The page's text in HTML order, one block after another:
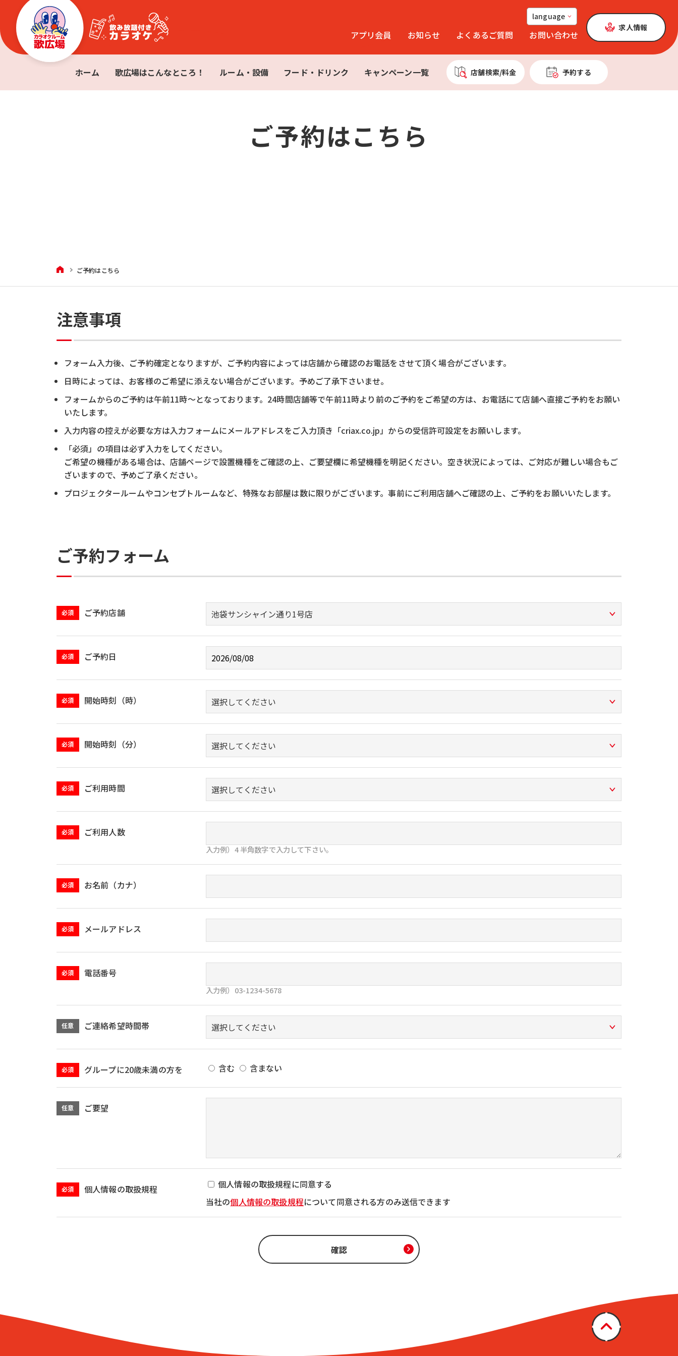
language
アプリ会員 お知らせ よくあるご質問 お問い合わせ
求人情報
ホーム 歌広場はこんなところ！ ルーム・設備 フード・ドリンク キャンペーン一覧 店舗検索/料金 予約する
ご予約はこちら
HOMEご予約はこちら
注意事項
フォーム入力後、ご予約確定となりますが、ご予約内容によっては店舗から確認のお電話をさせて頂く場合がございます。
日時によっては、お客様のご希望に添えない場合がございます。予めご了承下さいませ。
フォームからのご予約は午前11時～となっております。24時間店舗等で午前11時より前のご予約をご希望の方は、お電話にて店舗へ直接ご予約をお願い
いたします。
入力内容の控えが必要な方は入力フォームにメールアドレスをご入力頂き「criax.co.jp」からの受信許可設定をお願いします。
「必須」の項目は必ず入力をしてください。
ご希望の機種がある場合は、店舗ページで設置機種をご確認の上、ご要望欄に希望機種を明記ください。空き状況によっては、ご対応が難しい場合もご
ざいますので、予めご了承ください。
プロジェクタールームやコンセプトルームなど、特殊なお部屋は数に限りがございます。事前にご利用店舗へご確認の上、ご予約をお願いいたします。
ご予約フォーム
必須 ご予約店舗
必須 ご予約日
必須 開始時刻（時）
必須 開始時刻（分）
必須 ご利用時間
必須 ご利用人数
入力例）4 半角数字で入力して下さい。
必須 お名前（カナ）
必須 メールアドレス
必須 電話番号
入力例）03-1234-5678
任意 ご連絡希望時間帯
必須 グループに20歳未満の方を 含む 含まない
任意 ご要望
必須 個人情報の取扱規程
個人情報の取扱規程に同意する
当社の個人情報の取扱規程について同意される方のみ送信できます